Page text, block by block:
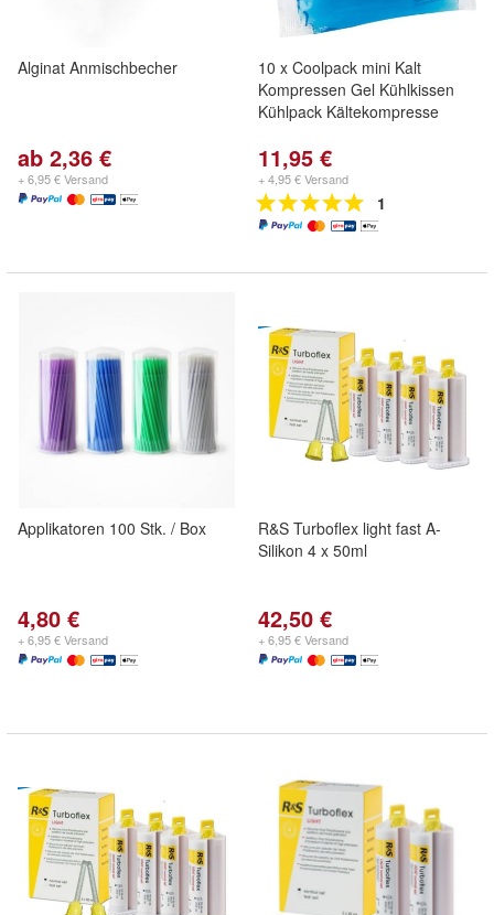
Alginat Anmischbecher
ab 2,36 €
+ 6,95 € Versand
10 x Coolpack mini Kalt
Kompressen Gel Kühlkissen
Kühlpack Kältekompresse
11,95 €
+ 4,95 € Versand
1
Applikatoren 100 Stk. / Box
4,80 €
+ 6,95 € Versand
R&S Turboflex light fast A-
Silikon 4 x 50ml
42,50 €
+ 6,95 € Versand